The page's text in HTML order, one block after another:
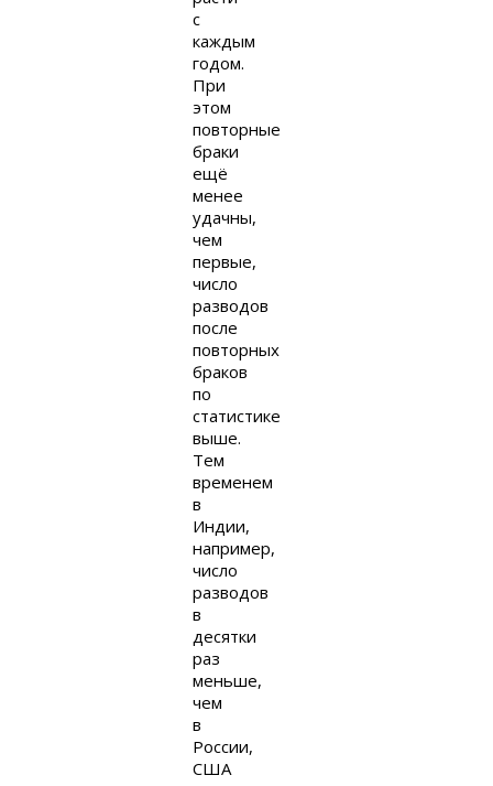
с
каждым
годом.
При
этом
повторные
браки
ещё
менее
удачны,
чем
первые,
число
разводов
после
повторных
браков
по
статистике
выше.
Тем
временем
в
Индии,
например,
число
разводов
в
десятки
раз
меньше,
чем
в
России,
США